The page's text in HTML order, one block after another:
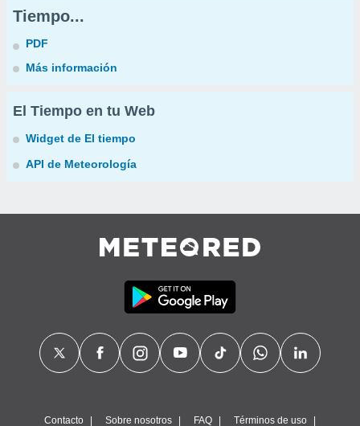
Tiempo...
PDF
Más información
El Tiempo en tu Web
Widget de El tiempo
API de Meteorología
Contacto Sobre nosotros FAQ Términos de uso